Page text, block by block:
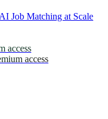
Job Matching at Scale
access
access